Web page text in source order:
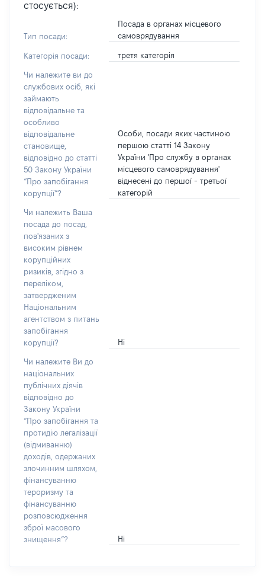
стосується):
Тип посади:
Посада в органах місцевого
самоврядування
Категорія посади: третя категорія
Чи належите ви до
службових осіб, які
займають
відповідальне та
особливо
відповідальне
становище,
відповідно до статті
50 Закону України
“Про запобігання
корупції”?
Особи, посади яких частиною
першою статті 14 Закону
України 'Про службу в органах
місцевого самоврядування'
віднесені до першої - третьої
категорій
Чи належить Ваша
посада до посад,
пов'язаних з
високим рівнем
корупційних
ризиків, згідно з
переліком,
затвердженим
Національним
агентством з питань
запобігання
корупції?
Ні
Чи належите Ви до
національних
публічних діячів
відповідно до
Закону України
“Про запобігання та
протидію легалізації
(відмиванню)
доходів, одержаних
злочинним шляхом,
фінансуванню
тероризму та
фінансуванню
розповсюдження
зброї масового
знищення”?
Ні